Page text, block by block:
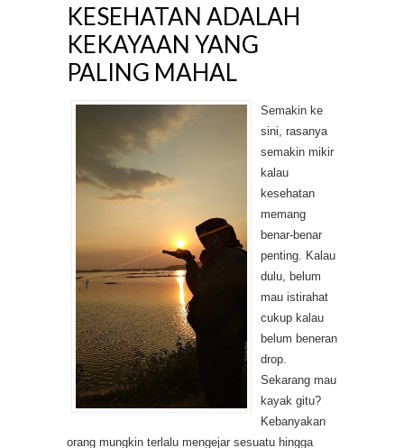
KESEHATAN ADALAH
KEKAYAAN YANG
PALING MAHAL
Semakin ke
sini, rasanya
semakin mikir
kalau
kesehatan
memang
benar-benar
penting. Kalau
dulu, belum
mau istirahat
cukup kalau
belum beneran
drop.
Sekarang mau
kayak gitu?
Kebanyakan
orang mungkin terlalu mengejar sesuatu hingga